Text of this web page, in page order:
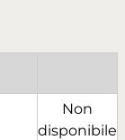
Non
disponibile